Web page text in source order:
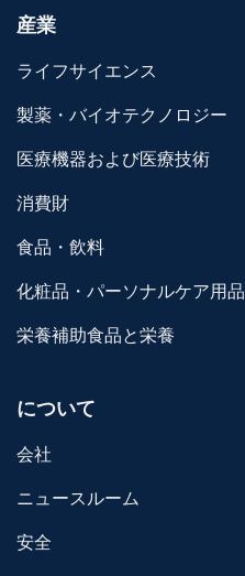
産業
ライフサイエンス
製薬・バイオテクノロジー
医療機器および医療技術
消費財
食品・飲料
化粧品・パーソナルケア用品
栄養補助食品と栄養
について
会社
ニュースルーム
安全